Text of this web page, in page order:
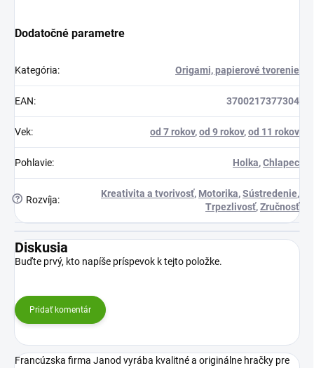
Dodatočné parametre
Kategória: Origami, papierové tvorenie
EAN: 3700217377304
Vek: od 7 rokov,od 9 rokov,od 11 rokov
Pohlavie: Holka,Chlapec
? Rozvíja:
Kreativita a tvorivosť, Motorika,Sústredenie,
Trpezlivosť,Zručnosť
Diskusia
Buďte prvý, kto napíše príspevok k tejto položke.
Pridať komentár
Francúzska firma Janod vyrába kvalitné a originálne hračky pre